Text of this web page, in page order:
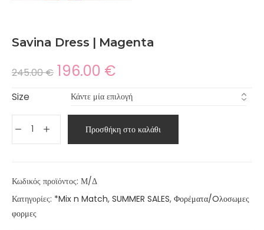
Savina Dress | Magenta
245.00€ 196.00 €
Size
Προσθήκη στο καλάθι
Κωδικός προϊόντος: Μ/Δ
Κατηγορίες: *Mix n Match, SUMMER SALES, Φορέματα/Oλοσωμες
φορμες